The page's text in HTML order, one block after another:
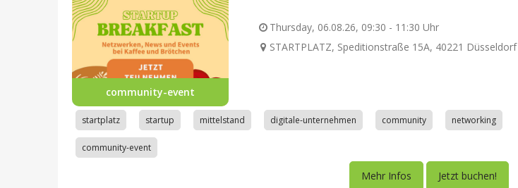
community-event
Thursday, 06.08.26, 09:30 - 11:30 Uhr
STARTPLATZ, Speditionstraße 15A, 40221 Düsseldorf
startplatz startup mittelstand digitale-unternehmen community networking
community-event
Mehr Infos Jetzt buchen!